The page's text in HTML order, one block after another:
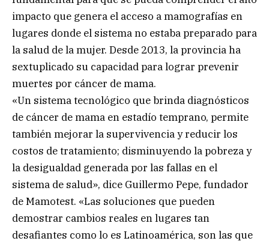
impacto que genera el acceso a mamografías en
lugares donde el sistema no estaba preparado para
la salud de la mujer. Desde 2013, la provincia ha
sextuplicado su capacidad para lograr prevenir
muertes por cáncer de mama.
«Un sistema tecnológico que brinda diagnósticos
de cáncer de mama en estadío temprano, permite
también mejorar la supervivencia y reducir los
costos de tratamiento; disminuyendo la pobreza y
la desigualdad generada por las fallas en el
sistema de salud», dice Guillermo Pepe, fundador
de Mamotest. «Las soluciones que pueden
demostrar cambios reales en lugares tan
desafiantes como lo es Latinoamérica, son las que